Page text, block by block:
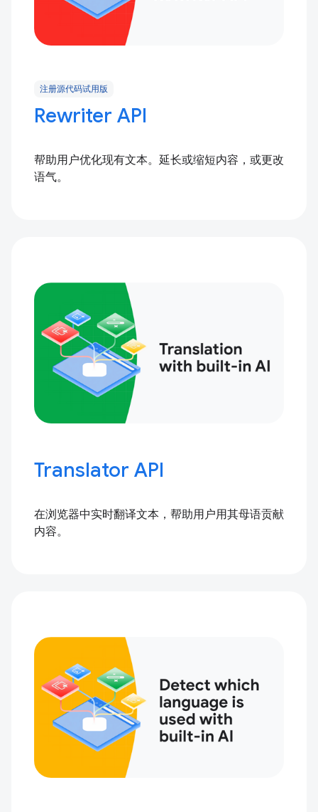
注册源代码试用版
Rewriter API
帮助用户优化现有文本。延长或缩短内容，或更改
语气。
Translator API
在浏览器中实时翻译文本，帮助用户用其母语贡献
内容。